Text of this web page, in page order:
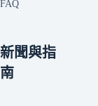
FAQ
新聞與指
南